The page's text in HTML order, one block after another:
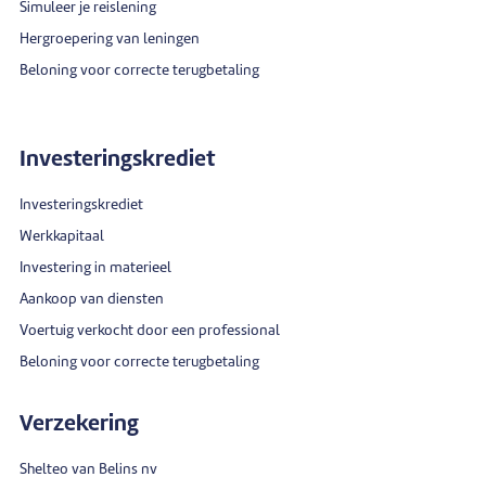
Simuleer je reislening
Hergroepering van leningen
Beloning voor correcte terugbetaling
Investeringskrediet
Investeringskrediet
Werkkapitaal
Investering in materieel
Aankoop van diensten
Voertuig verkocht door een professional
Beloning voor correcte terugbetaling
Verzekering
Shelteo van Belins nv